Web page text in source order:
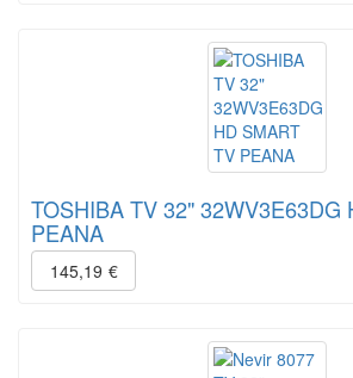
TOSHIBA TV 32" 32WV3E63DG
PEANA
145,19 €